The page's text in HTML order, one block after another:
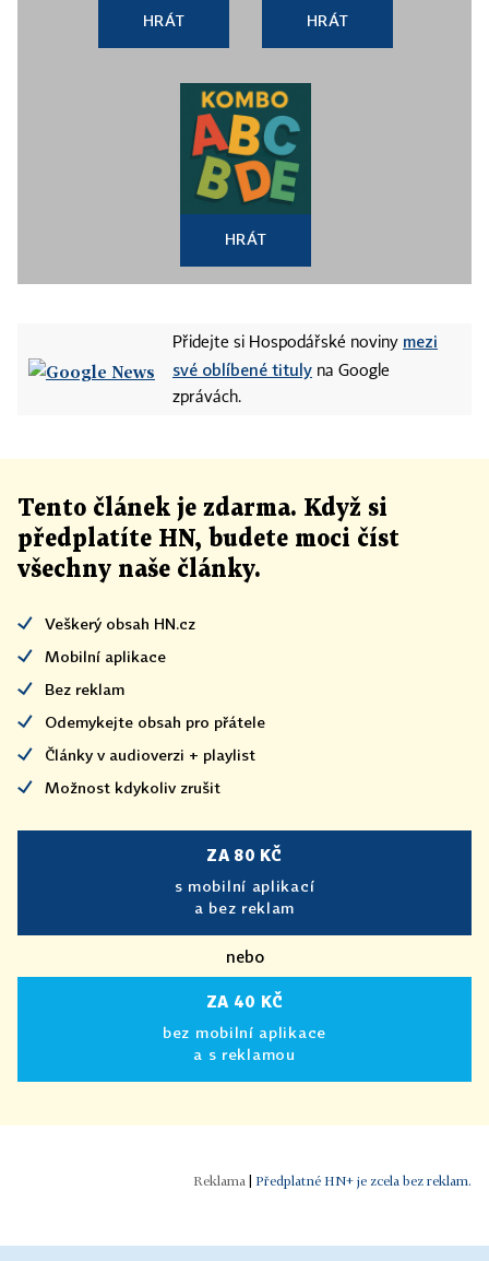
HRÁT HRÁT
HRÁT
Přidejte si Hospodářské noviny mezi
své oblíbené tituly na Google
zprávách.
Tento článek je zdarma. Když si
předplatíte HN, budete moci číst
všechny naše články.
Veškerý obsah HN.cz
Mobilní aplikace
Bez reklam
Odemykejte obsah pro přátele
Články v audioverzi + playlist
Možnost kdykoliv zrušit
ZA 80 KČ
s mobilní aplikací
a bez reklam
nebo
ZA 40 KČ
bez mobilní aplikace
a s reklamou
| Předplatné HN+ je zcela bez reklam.